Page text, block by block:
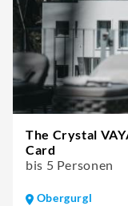
The Crystal
Card
bis 5 Personen
Obergurgl